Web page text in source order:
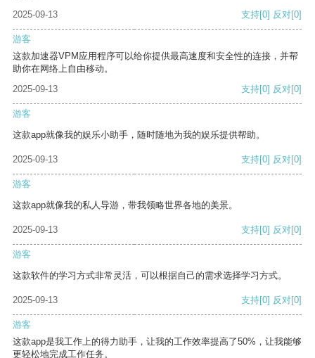
2025-09-13
支持[0] 反对[0]
游客
这款加速器VPM应用程序可以给你提供最高速度和安全性的连接，并帮
助你在网络上自由移动。
2025-09-13
支持[0] 反对[0]
游客
这款app就像我的娱乐小助手，随时随地为我的娱乐提供帮助。
2025-09-13 支持[0] 反对[0]
游客
这款app就像我的私人导游，带我领略世界各地的美景。
2025-09-13 支持[0] 反对[0]
游客
这款软件的学习方式非常灵活，可以根据自己的需求选择学习方式。
2025-09-13 支持[0] 反对[0]
游客
这款app是我工作上的得力助手，让我的工作效率提高了50%，让我能够
更轻松地完成工作任务。